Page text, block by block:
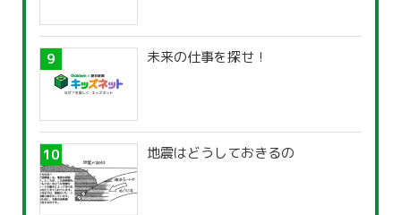
未来の仕事を探せ！
地震はどうしておきるの